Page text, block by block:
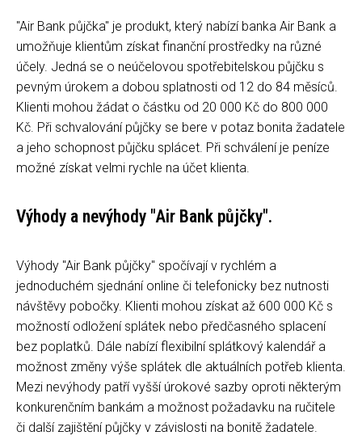
"Air Bank půjčka" je produkt, který nabízí banka Air Bank a
umožňuje klientům získat finanční prostředky na různé
účely. Jedná se o neúčelovou spotřebitelskou půjčku s
pevným úrokem a dobou splatnosti od 12 do 84 měsíců.
Klienti mohou žádat o částku od 20 000 Kč do 800 000
Kč. Při schvalování půjčky se bere v potaz bonita žadatele
a jeho schopnost půjčku splácet. Při schválení je peníze
možné získat velmi rychle na účet klienta.
Výhody a nevýhody "Air Bank půjčky".
Výhody "Air Bank půjčky" spočívají v rychlém a
jednoduchém sjednání online či telefonicky bez nutnosti
návštěvy pobočky. Klienti mohou získat až 600 000 Kč s
možností odložení splátek nebo předčasného splacení
bez poplatků. Dále nabízí flexibilní splátkový kalendář a
možnost změny výše splátek dle aktuálních potřeb klienta.
Mezi nevýhody patří vyšší úrokové sazby oproti některým
konkurenčním bankám a možnost požadavku na ručitele
či další zajištění půjčky v závislosti na bonitě žadatele.